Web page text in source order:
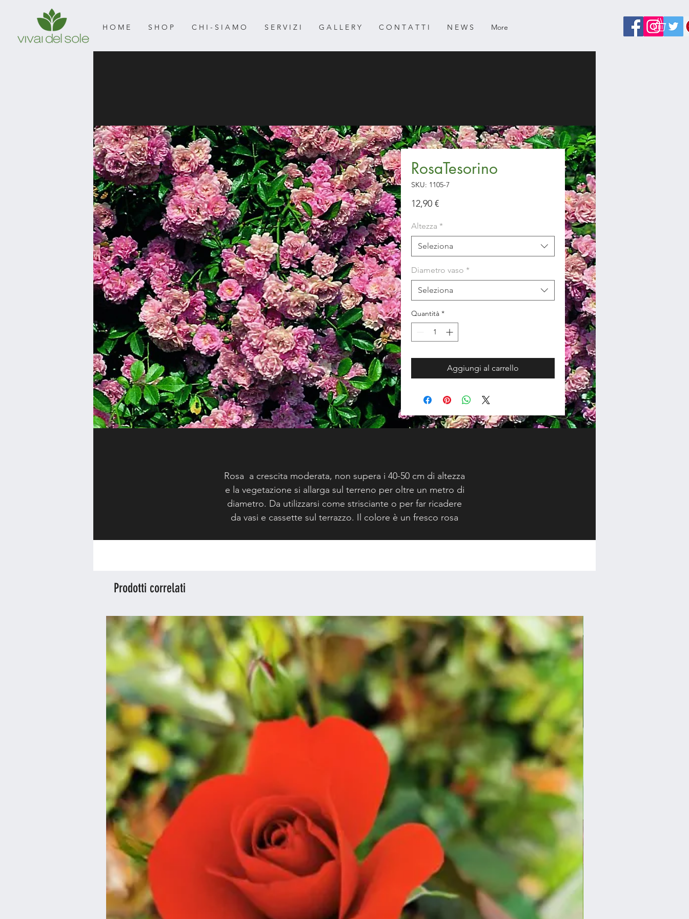
H O M E S H O P C H I - S I A M O S E R V I Z I G A L L E R Y C O N T A T T I N E W S More
RosaTesorino
SKU: 1105-7
12,90 €Prezzo
Altezza *
Seleziona
Diametro vaso *
Seleziona
Quantità *
Aggiungi al carrello
Rosa a crescita moderata, non supera i 40-50 cm di altezza
e la vegetazione si allarga sul terreno per oltre un metro di
diametro. Da utilizzarsi come strisciante o per far ricadere
da vasi e cassette sul terrazzo. Il colore è un fresco rosa
Prodotti correlati